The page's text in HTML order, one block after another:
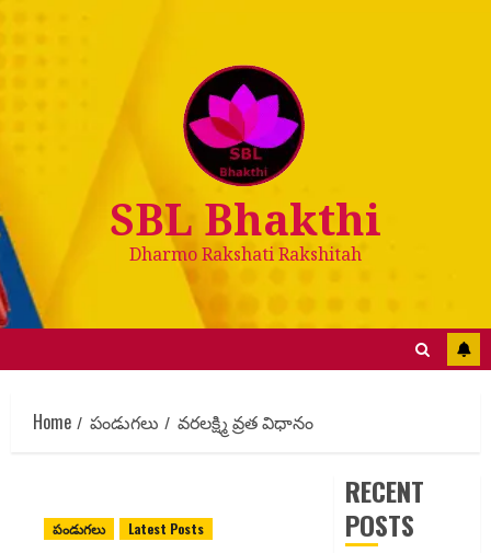
SBL Bhakthi
Dharmo Rakshati Rakshitah
Home పండుగలు వరలక్ష్మి వ్రత విధానం
పండుగలు Latest Posts
RECENT
POSTS